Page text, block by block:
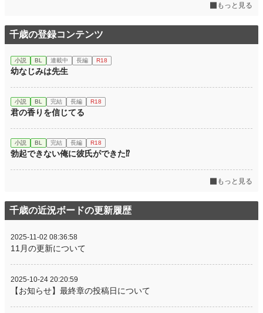
もっと見る
千歳の登録コンテンツ
小説 BL 連載中 長編 R18
幼なじみは先生
小説 BL 完結 長編 R18
君の香りを信じてる
小説 BL 完結 長編 R18
勃起できない俺に彼氏ができた⁉
もっと見る
千歳の近況ボードの更新履歴
2025-11-02 08:36:58
11月の更新について
2025-10-24 20:20:59
【お知らせ】最終章の投稿日について